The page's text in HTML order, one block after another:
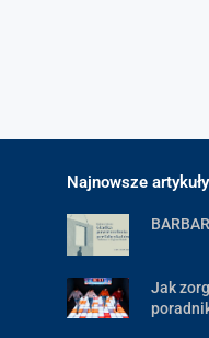
Najnowsze artykuły
Jak